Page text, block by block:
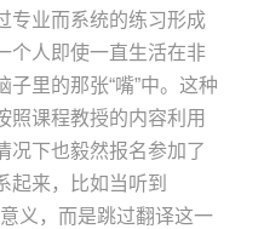
专业而系统的练习形成
个人即使一直生活在非
里的那张“嘴”中。这种
照课程教授的内容利用
况下也毅然报名参加了
起来，比如当听到
义，而是跳过翻译这一